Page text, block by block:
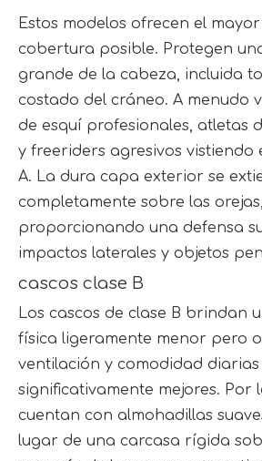
Estos modelos ofrecen el
cobertura posible. Protegen
grande de la cabeza, incluida
costado del cráneo. A menudo
de esquí profesionales, atletas
y freeriders agresivos vistiendo
A. La dura capa exterior se
completamente sobre las orejas,
proporcionando una defensa
impactos laterales y objetos
cascos clase B
Los cascos de clase B brindan
física ligeramente menor pero
ventilación y comodidad diarias
significativamente mejores. Por
cuentan con almohadillas
lugar de una carcasa rígida